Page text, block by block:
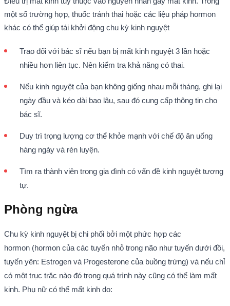
một số trường hợp, thuốc tránh thai hoặc các liệu pháp hormon
khác có thể giúp tái khởi động chu kỳ kinh nguyệt
Trao đổi với bác sĩ nếu bạn bị mất kinh nguyệt 3 lần hoặc
nhiều hơn liên tục. Nên kiểm tra khả năng có thai.
Nếu kinh nguyệt của bạn không giống nhau mỗi tháng, ghi lại
ngày đầu và kéo dài bao lâu, sau đó cung cấp thông tin cho
bác sĩ.
Duy trì trọng lượng cơ thể khỏe mạnh với chế độ ăn uống
hàng ngày và rèn luyện.
Tìm ra thành viên trong gia đình có vấn đề kinh nguyệt tương
tự.
Phòng ngừa
Chu kỳ kinh nguyệt bị chi phối bởi một phức hợp các
hormon (hormon của các tuyến nhỏ trong não như tuyến dưới đồi,
tuyến yên: Estrogen và Progesterone của buồng trứng) và nếu chỉ
có một trục trặc nào đó trong quá trình này cũng có thể làm mất
kinh. Phụ nữ có thể mất kinh do: